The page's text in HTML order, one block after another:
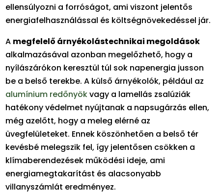
ellensúlyozni a forróságot, ami viszont jelentős
energiafelhasználással és költségnövekedéssel jár.
A megfelelő árnyékolástechnikai megoldások
alkalmazásával azonban megelőzhető, hogy a
nyílászárókon keresztül túl sok napenergia jusson
be a belső terekbe. A külső árnyékolók, például az
alumínium redőnyökvagy a lamellás zsalúziák
hatékony védelmet nyújtanak a napsugárzás ellen,
még azelőtt, hogy a meleg elérné az
üvegfelületeket. Ennek köszönhetően a belső tér
kevésbé melegszik fel, így jelentősen csökken a
klímaberendezések működési ideje, ami
energiamegtakarítást és alacsonyabb
villanyszámlát eredményez.